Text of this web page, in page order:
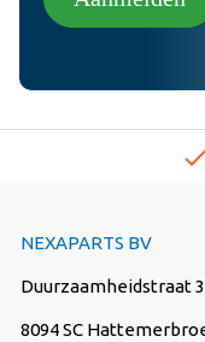
done
NEXAPARTS BV
Duurzaamheidstraat
8094 SC